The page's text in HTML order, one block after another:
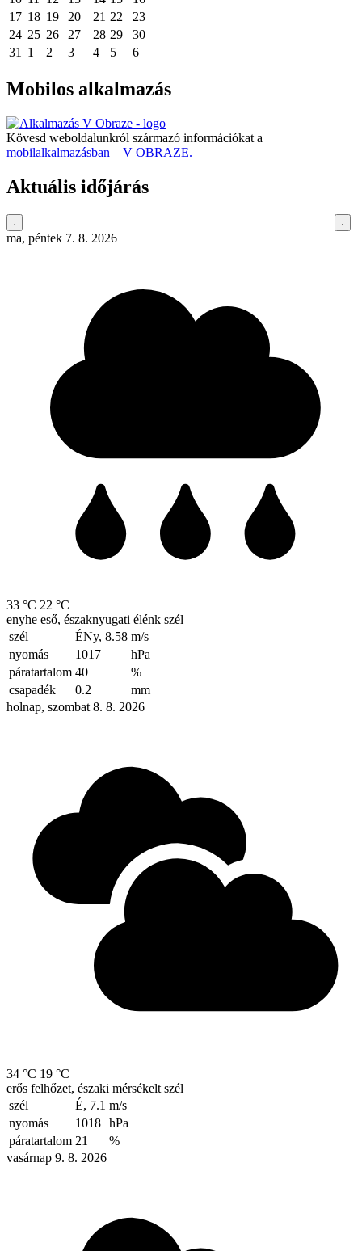
17 18 19 20 21 22
23
24 25 26 27 28 29
30
31
1 2 3 4 5 6
Mobilos alkalmazás
Kövesd weboldalunkról származó információkat a
mobilalkalmazásban – V OBRAZE.
Aktuális időjárás
ma, péntek 7. 8. 2026
33 °C 22 °C
enyhe eső, északnyugati élénk szél
szél
ÉNy, 8.58 m/s
nyomás
1017
hPa
páratartalom 40
%
csapadék
0.2
mm
holnap, szombat 8. 8. 2026
34 °C 19 °C
erős felhőzet, északi mérsékelt szél
szél
É, 7.1 m/s
nyomás
1018 hPa
páratartalom 21
%
vasárnap 9. 8. 2026